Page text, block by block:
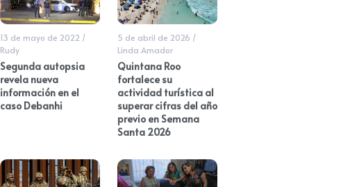
13 de mayo de 2022 /
Rudy
Segunda autopsia
revela nueva
información en el
caso Debanhi
5 de abril de 2026 /
Linda Amador
Quintana Roo
fortalece su
actividad turística al
superar cifras del año
previo en Semana
Santa 2026